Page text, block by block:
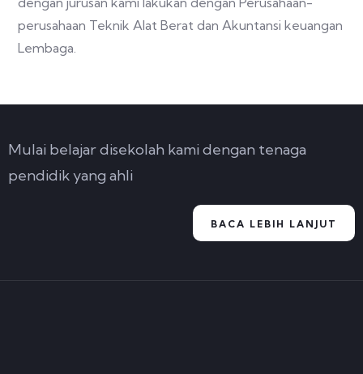
perusahaan Teknik Alat Berat dan Akuntansi keuangan
Lembaga.
Mulai belajar disekolah kami dengan tenaga
pendidik yang ahli
BACA LEBIH LANJUT